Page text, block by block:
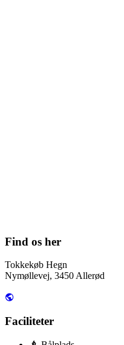
Find os her
Tokkekøb Hegn
Nymøllevej, 3450 Allerød
Faciliteter